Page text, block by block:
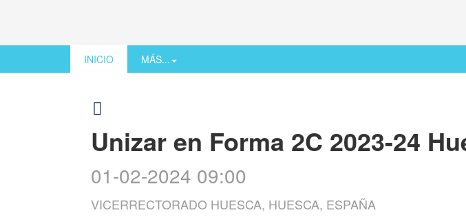
INICIO MÁS...
Unizar en Forma 2C 2023-24
01-02-2024 09:00
VICERRECTORADO HUESCA, HUESCA, ESPAÑA